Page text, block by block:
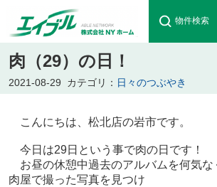
物件検索
肉（29）の日！
2021-08-29 カテゴリ： 日々のつぶやき
こんにちは、松北店の岩市です。
今日は29日という事で肉の日です！
お昼の休憩中過去のアルバムを何気な
肉屋で撮った写真を見つけ